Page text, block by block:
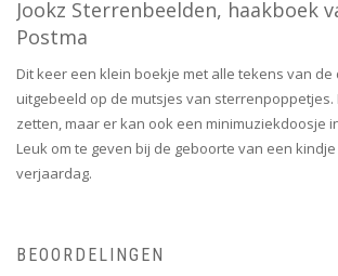
Jookz Sterrenbeelden, haakboek
Postma
Dit keer een klein boekje met alle tekens van de
uitgebeeld op de mutsjes van sterrenpoppetjes.
zetten, maar er kan ook een minimuziekdoosje
Leuk om te geven bij de geboorte van een
verjaardag.
BEOORDELINGEN